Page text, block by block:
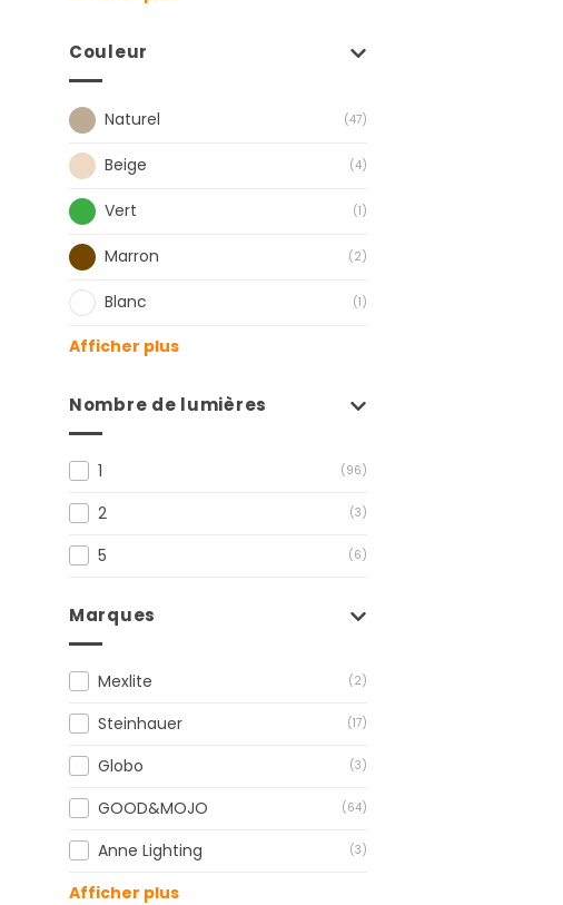
Couleur
Naturel (47)
Beige (4)
Vert (1)
Marron (2)
Blanc (1)
Afficher plus
Nombre de lumières
1 (96)
2 (3)
5 (6)
Marques
Mexlite (2)
Steinhauer (17)
Globo (3)
GOOD&MOJO (64)
Anne Lighting (3)
Afficher plus